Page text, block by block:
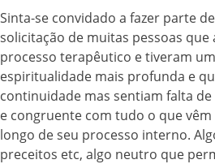
Sinta-se convidado a fazer parte
solicitação de muitas pessoas que
processo terapêutico e tiveram
espiritualidade mais profunda e
continuidade mas sentiam falta
e congruente com tudo o que
longo de seu processo interno.
preceitos etc, algo neutro que